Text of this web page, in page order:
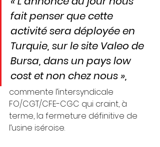
fait penser que cette
activité sera déployée en
Turquie, sur le site Valeo de
Bursa, dans un pays low
cost et non chez nous »,
commente l’intersyndicale
FO/CGT/CFE-CGC qui craint, à
terme, la fermeture définitive de
l’usine iséroise.